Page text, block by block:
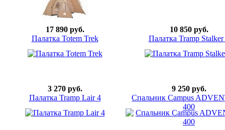
17 890 руб.
10 850 руб.
Палатка Totem Trek
3 270 руб.
Палатка Tramp Stalker
9 250 руб.
Палатка Tramp Lair 4
Спальник Campus
400